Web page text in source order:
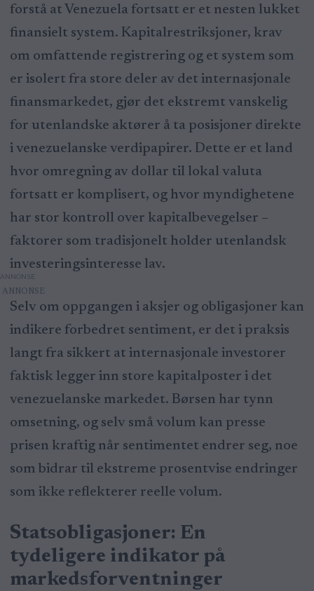
forstå at Venezuela fortsatt er et nesten lukket
finansielt system. Kapitalrestriksjoner, krav
om omfattende registrering og et system som
er isolert fra store deler av det internasjonale
finansmarkedet, gjør det ekstremt vanskelig
for utenlandske aktører å ta posisjoner direkte
i venezuelanske verdipapirer. Dette er et land
hvor omregning av dollar til lokal valuta
fortsatt er komplisert, og hvor myndighetene
har stor kontroll over kapitalbevegelser –
faktorer som tradisjonelt holder utenlandsk
investeringsinteresse lav.
ANNONSE
Selv om oppgangen i aksjer og obligasjoner kan
indikere forbedret sentiment, er det i praksis
langt fra sikkert at internasjonale investorer
faktisk legger inn store kapitalposter i det
venezuelanske markedet. Børsen har tynn
omsetning, og selv små volum kan presse
prisen kraftig når sentimentet endrer seg, noe
som bidrar til ekstreme prosentvise endringer
som ikke reflekterer reelle volum.
Statsobligasjoner: En
tydeligere indikator på
markedsforventninger